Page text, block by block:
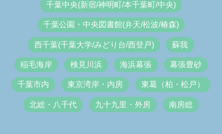
千葉中央(新宿/神明町/本千葉町/中央)
千葉公園・中央図書館(弁天/松波/椿森)
西千葉(千葉大学/みどり台/西登戸) 蘇我
稲毛海岸 検見川浜 海浜幕張 幕張豊砂
千葉市内 東京湾岸・内房 東葛（柏・松戸）
北総・八千代 九十九里・外房 南房総